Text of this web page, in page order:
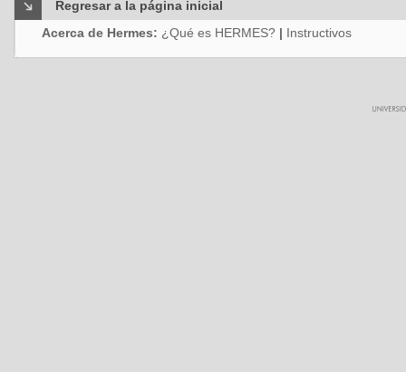
Regresar a la página inicial
Acerca de Hermes: ¿Qué es HERMES? | Instructivos